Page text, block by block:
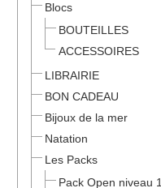
Blocs
BOUTEILLES
ACCESSOIRES
LIBRAIRIE
BON CADEAU
Bijoux de la mer
Natation
Les Packs
Pack Open niveau 1